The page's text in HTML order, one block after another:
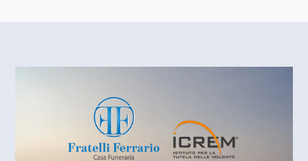
La tua vita. La tua
scelta.